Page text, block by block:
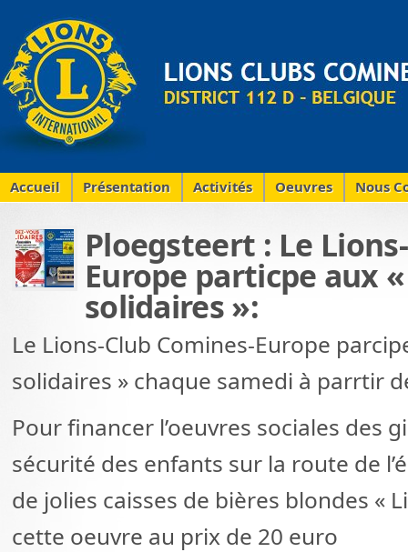
Accueil Présentation Activités Oeuvres Nous
Ploegsteert : Le
Europe particpe aux
solidaires »:
Le Lions-Club Comines-Europe
solidaires » chaque samedi à parrtir
Pour financer l’oeuvres sociales des
sécurité des enfants sur la route de
de jolies caisses de bières blondes «
cette oeuvre au prix de 20 euro